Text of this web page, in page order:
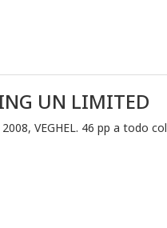
UN LIMITED
2008, VEGHEL. 46 pp a todo